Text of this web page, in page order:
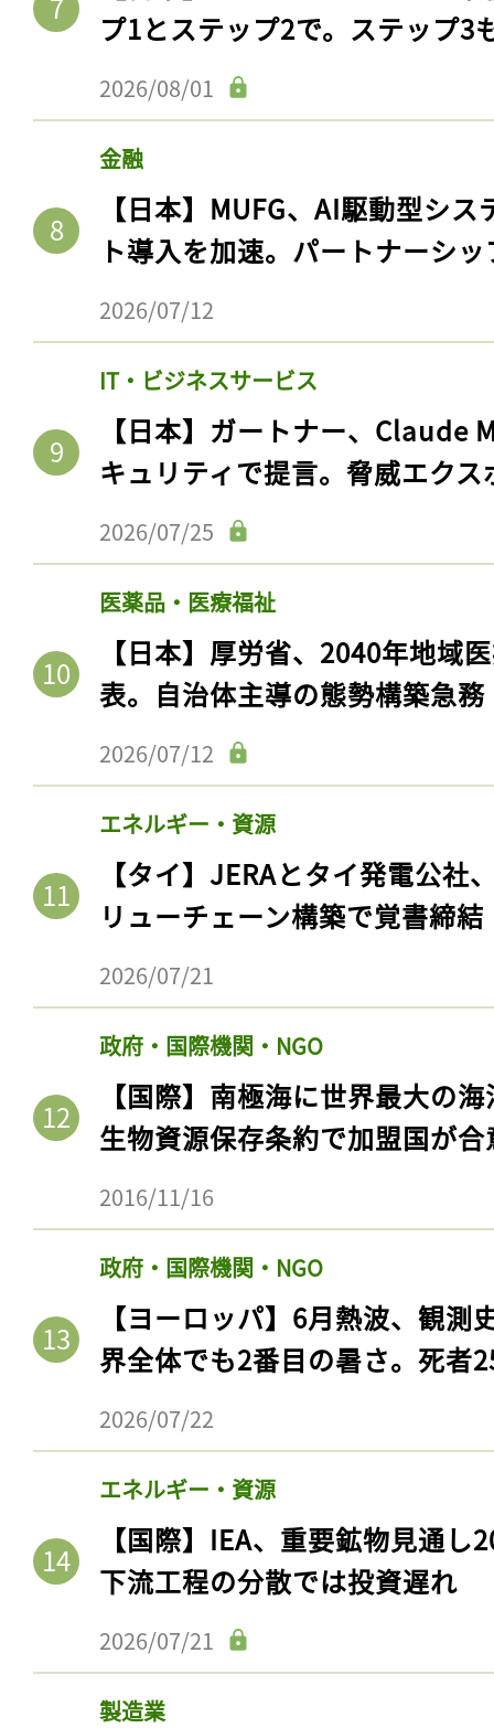
プ1とステップ2で。ステップ3
2026/08/01
金融
【日本】MUFG、AI駆動型シ
ト導入を加速。パートナーシ
2026/07/12
IT・ビジネスサービス
【日本】ガートナー、Claude
キュリティで提言。脅威エク
2026/07/25
医薬品・医療福祉
【日本】厚労省、2040年地域
表。自治体主導の態勢構築急務
2026/07/12
エネルギー・資源
【タイ】JERAとタイ発電公社
リューチェーン構築で覚書締結
2026/07/21
政府・国際機関・NGO
【国際】南極海に世界最大の
生物資源保存条約で加盟国が合
2016/11/16
政府・国際機関・NGO
【ヨーロッパ】6月熱波、観
界全体でも2番目の暑さ。死者
2026/07/22
エネルギー・資源
【国際】IEA、重要鉱物見通
下流工程の分散では投資遅れ
2026/07/21
製造業
記事をお気に入りに
ログインが必
ログイン